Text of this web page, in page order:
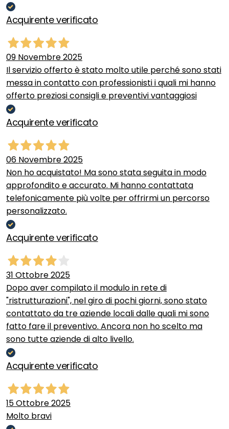
Acquirente verificato
09 Novembre 2025
Il servizio offerto è stato molto utile perché sono stati
messa in contatto con professionisti i quali mi hanno
offerto preziosi consigli e preventivi vantaggiosi
Acquirente verificato
06 Novembre 2025
Non ho acquistato! Ma sono stata seguita in modo
approfondito e accurato. Mi hanno contattata
telefonicamente più volte per offrirmi un percorso
personalizzato.
Acquirente verificato
31 Ottobre 2025
Dopo aver compilato il modulo in rete di
"ristrutturazioni", nel giro di pochi giorni, sono stato
contattato da tre aziende locali dalle quali mi sono
fatto fare il preventivo. Ancora non ho scelto ma
sono tutte aziende di alto livello.
Acquirente verificato
15 Ottobre 2025
Molto bravi